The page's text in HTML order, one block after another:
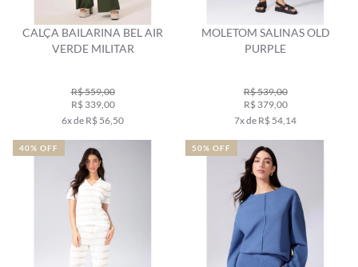
CALÇA BAILARINA BEL AIR
VERDE MILITAR
R$ 559,00
R$ 339,00
6x de R$ 56,50
MOLETOM SALINAS OLD
PURPLE
R$ 539,00
R$ 379,00
7x de R$ 54,14
40% OFF 50% OFF